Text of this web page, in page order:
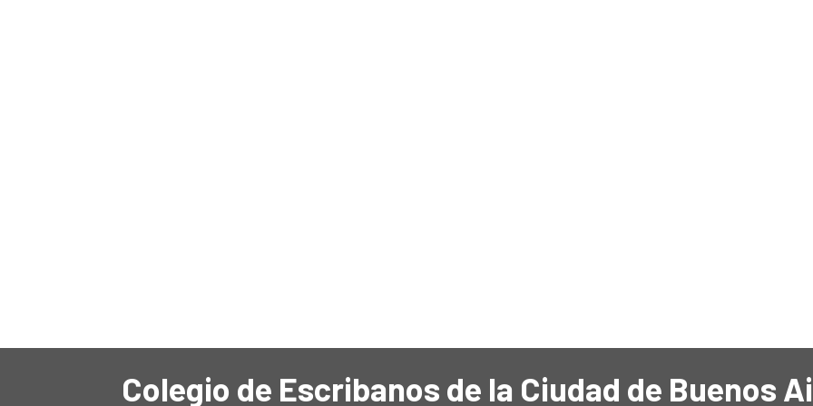
Colegio de Escribanos de la Ciudad de Buenos